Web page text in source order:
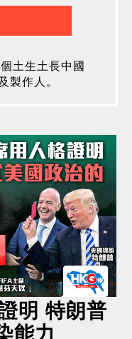
土生土長中國
製作人。
明 特朗普
能力